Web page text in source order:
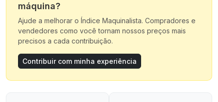
máquina?
Ajude a melhorar o Índice Maquinalista. Compradores e
vendedores como você tornam nossos preços mais
precisos a cada contribuição.
Contribuir com minha experiência